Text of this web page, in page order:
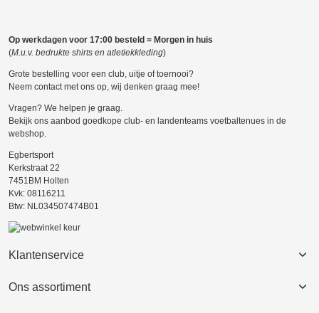
Op werkdagen voor 17:00 besteld = Morgen in huis
(M.u.v. bedrukte shirts en atletiekkleding)
Grote bestelling voor een club, uitje of toernooi?
Neem contact met ons op, wij denken graag mee!
Vragen? We helpen je graag.
Bekijk ons aanbod goedkope club- en landenteams voetbaltenues in de
webshop.
Egbertsport
Kerkstraat 22
7451BM Holten
Kvk: 08116211
Btw: NL034507474B01
Klantenservice
Ons assortiment